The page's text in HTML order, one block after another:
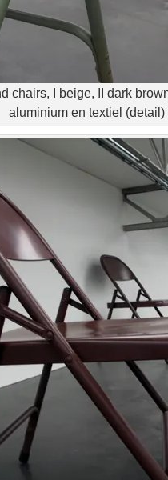
chairs, I beige, II dark
aluminium en textiel (detail)